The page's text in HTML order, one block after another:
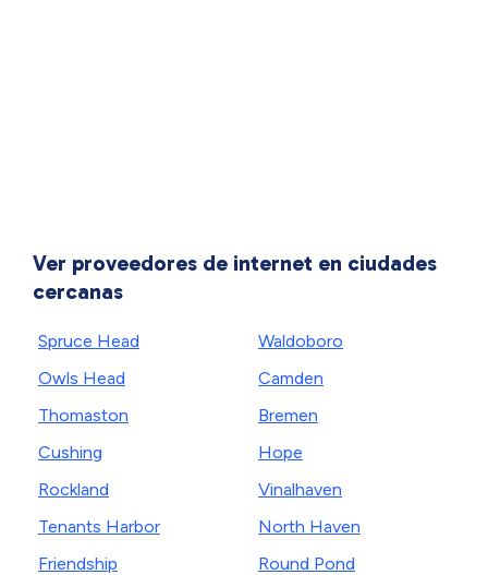
Ver proveedores de internet en ciudades
cercanas
Spruce Head
Owls Head
Thomaston
Cushing
Rockland
Tenants Harbor
Friendship
Waldoboro
Camden
Bremen
Hope
Vinalhaven
North Haven
Round Pond